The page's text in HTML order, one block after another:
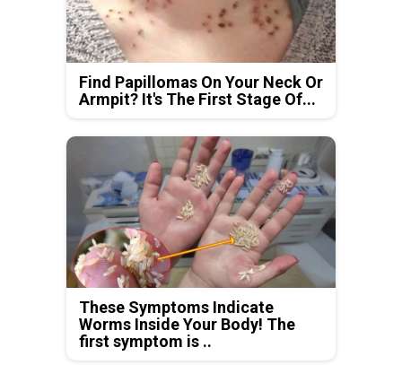
Find Papillomas On Your Neck Or
Armpit? It's The First Stage Of...
These Symptoms Indicate
Worms Inside Your Body! The
first symptom is ..